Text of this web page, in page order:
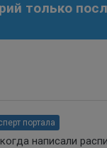
только
портала
написали